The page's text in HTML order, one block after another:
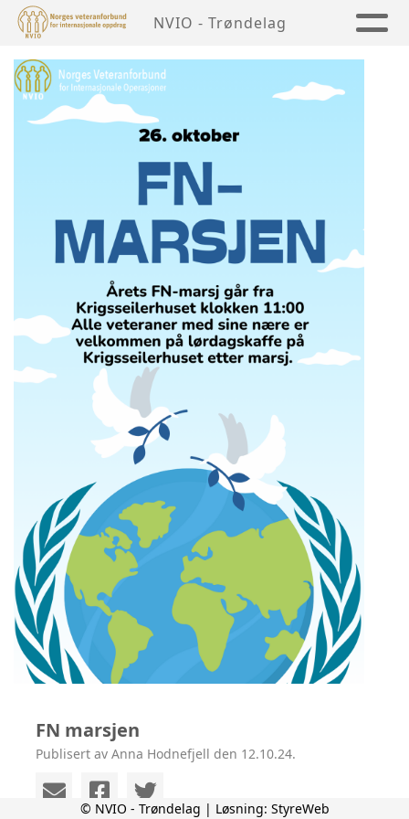
NVIO - Trøndelag
FN marsjen
Publisert av Anna Hodnefjell den 12.10.24.
© NVIO - Trøndelag | Løsning: StyreWeb